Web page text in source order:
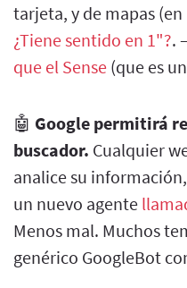
tarjeta, y de mapas
¿Tiene sentido en 1"?.
que el Sense (que es
🤖 Google permitirá
buscador. Cualquier
analice su
un nuevo agente
Menos mal. Muchos
genérico GoogleBot